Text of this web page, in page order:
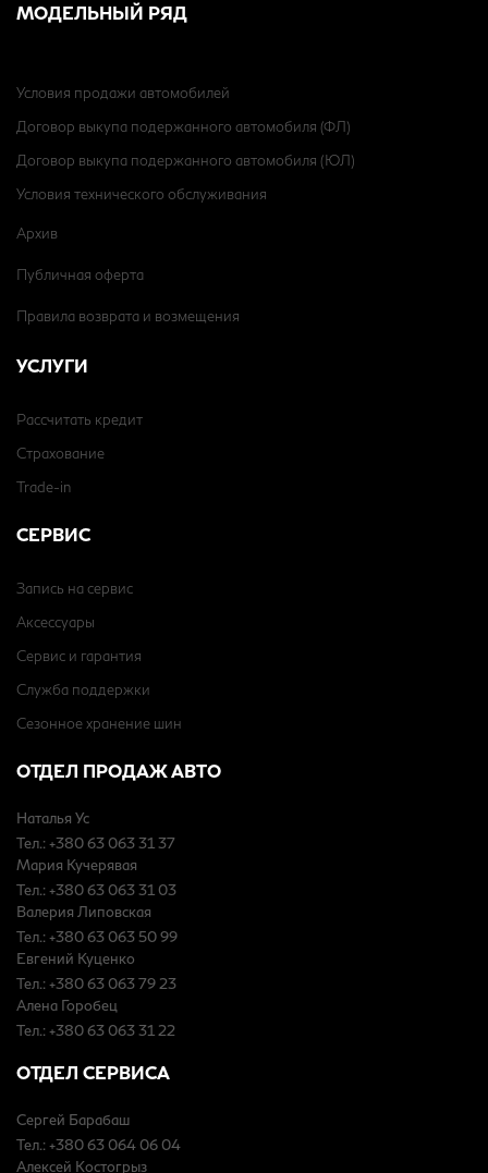
МОДЕЛЬНЫЙ РЯД
Условия продажи автомобилей
Договор выкупа подержанного автомобиля (ФЛ)
Договор выкупа подержанного автомобиля (ЮЛ)
Условия технического обслуживания
Архив
Публичная оферта
Правила возврата и возмещения
УСЛУГИ
Рассчитать кредит
Страхование
Trade-in
СЕРВИС
Запись на сервис
Аксессуары
Сервис и гарантия
Служба поддержки
Сезонное хранение шин
ОТДЕЛ ПРОДАЖ АВТО
Наталья Ус
Тел.: +380 63 063 31 37
Мария Кучерявая
Тел.: +380 63 063 31 03
Валерия Липовская
Тел.: +380 63 063 50 99
Евгений Куценко
Тел.: +380 63 063 79 23
Алена Горобец
Тел.: +380 63 063 31 22
ОТДЕЛ СЕРВИСА
Сергей Барабаш
Тел.: +380 63 064 06 04
Алексей Костогрыз